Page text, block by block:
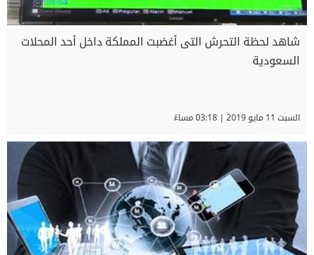
شاهد لحظة التحرش التى أغضبت المملكة داخل أحد المحلات
السعودية
السبت 11 مايو 2019 | 03:18 مساءً